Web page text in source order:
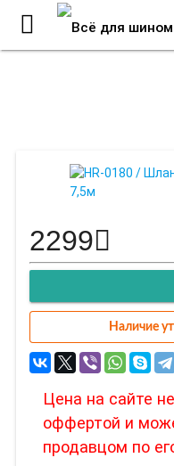
2299
Наличие
Цена на сайте
оффертой и
продавцом по